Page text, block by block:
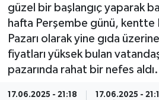
güzel bir başlangıç yaparak
hafta Perşembe günü, kentte
Pazarı olarak yine gıda
fiyatları yüksek bulan
pazarında rahat bir nefes aldı.
17.06.2025 - 21:18 17.06.2025 -
Eğitim
Kültür Sanat
Tüm Manşetler
Son Dakika Haberleri